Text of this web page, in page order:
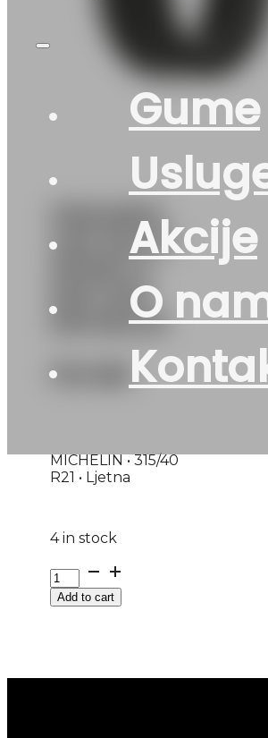
Gume
Akcije
O
315/40R21
4X4 PILOT-
MO1 115Y
MICHELIN
714
MICHELIN • 315/40
R21 • Ljetna
4 in stock
315/40R21
4X4
PILOT-
Add to cart